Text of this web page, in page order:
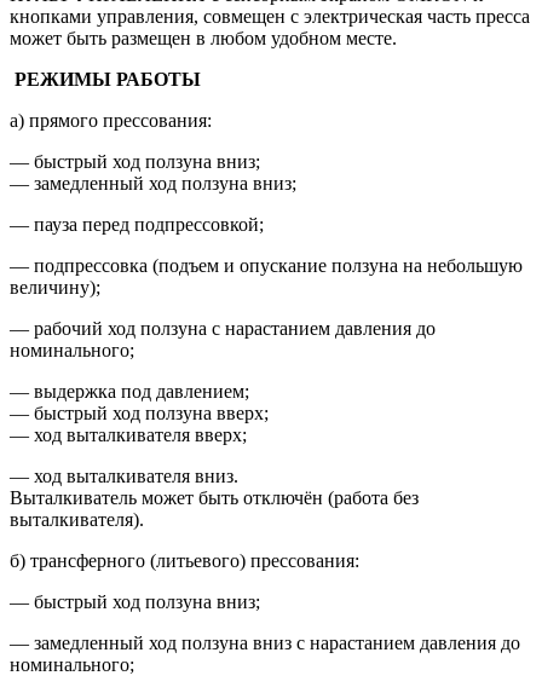
кнопками управления, совмещен с электрическая часть пресса
может быть размещен в любом удобном месте.
РЕЖИМЫ РАБОТЫ
а) прямого прессования:
— быстрый ход ползуна вниз;
— замедленный ход ползуна вниз;
— пауза перед подпрессовкой;
— подпрессовка (подъем и опускание ползуна на небольшую
величину);
— рабочий ход ползуна с нарастанием давления до
номинального;
— выдержка под давлением;
— быстрый ход ползуна вверх;
— ход выталкивателя вверх;
— ход выталкивателя вниз.
Выталкиватель может быть отключён (работа без
выталкивателя).
б) трансферного (литьевого) прессования:
— быстрый ход ползуна вниз;
— замедленный ход ползуна вниз с нарастанием давления до
номинального;